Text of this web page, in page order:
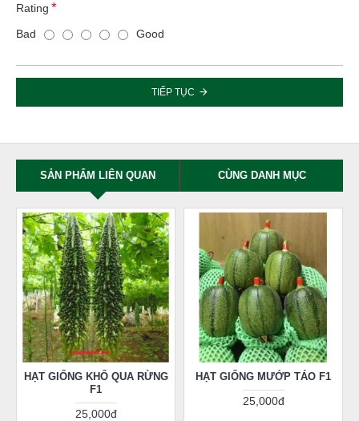
Rating
Bad
Good
TIẾP TỤC
SẢN PHẨM LIÊN QUAN CÙNG DANH MỤC
HẠT GIỐNG KHỔ QUA RỪNG
F1
25,000đ
HẠT GIỐNG MƯỚP TÁO F1
25,000đ